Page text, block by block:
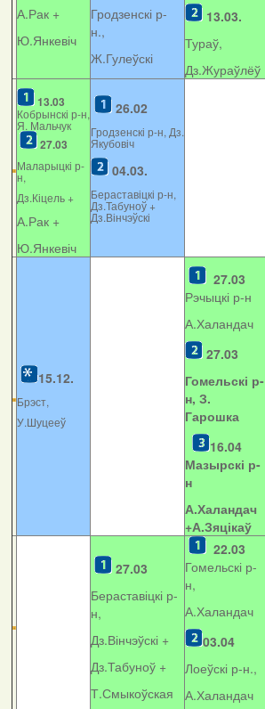
А.Рак +
Ю.Янкевіч
Гродзенскі р-
н.,
Ж.Гулеўскі
13.03.
Тураў,
Дз.Жураўлёў
13.03
Кобрынскі р-н,
Я. Мальчук
27.03
Маларыцкі р-
н,
Дз.Кіцель +
А.Рак +
Ю.Янкевіч
26.02
Гродзенскі р-н, Дз.
Якубовіч
04.03.
Бераставіцкі р-н,
Дз.Табуноў +
Дз.Вінчэўскі
15.12.
Брэст,
У.Шуцееў
27.03
Рэчыцкі р-н
А.Халандач
27.03
Гомельскі р-
н, З.
Гарошка
16.04
Мазырскі р-
н
А.Халандач
+А.Зяцікаў
27.03
Бераставіцкі р-
н,
Дз.Вінчэўскі +
Дз.Табуноў +
Т.Смыкоўская
22.03
Гомельскі р-
н,
А.Халандач
03.04
Лоеўскі р-н.,
А.Халандач